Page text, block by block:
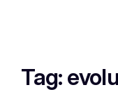
Tag: